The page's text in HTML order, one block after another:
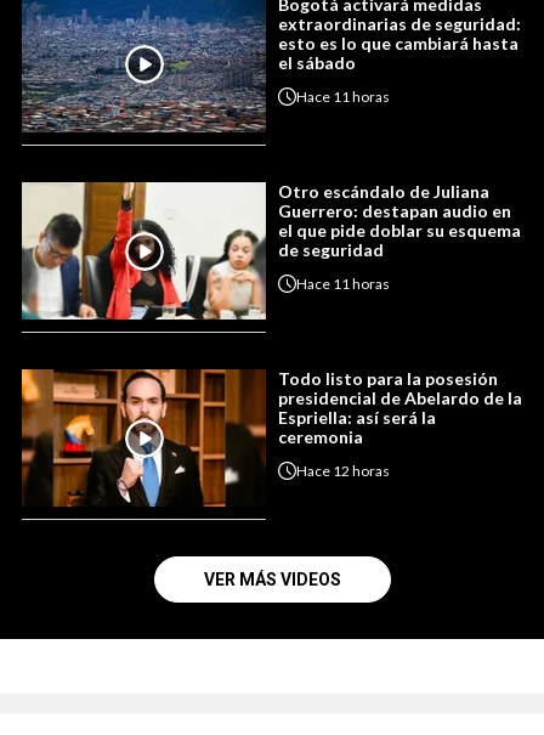
Bogotá activará medidas
extraordinarias de seguridad:
esto es lo que cambiará hasta
el sábado
Hace 11 horas
Otro escándalo de Juliana
Guerrero: destapan audio en
el que pide doblar su esquema
de seguridad
Hace 11 horas
Todo listo para la posesión
presidencial de Abelardo de la
Espriella: así será la
ceremonia
Hace 12 horas
VER MÁS VIDEOS